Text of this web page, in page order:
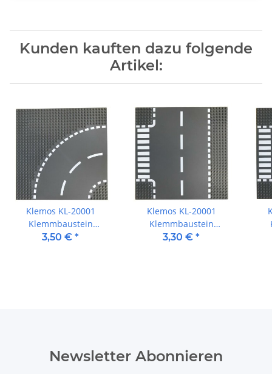
Kunden kauften dazu folgende
Artikel:
Klemos KL-20001
Klemmbaustein
Grundplatte 32x32
3,50 € *
Klemos KL-20001
Klemmbaustein
Grundplatte 32x32
3,30 € *
Newsletter Abonnieren